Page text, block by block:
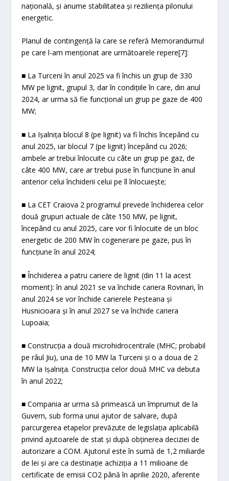
națională, și anume stabilitatea și reziliența pilonului
energetic.
Planul de contingență la care se referă Memorandumul
pe care l-am menționat are următoarele repere[7]:
■ La Turceni în anul 2025 va fi închis un grup de 330
MW pe lignit, grupul 3, dar în condițiile în care, din anul
2024, ar urma să fie funcțional un grup pe gaze de 400
MW;
■ La Ișalnița blocul 8 (pe lignit) va fi închis începând cu
anul 2025, iar blocul 7 (pe lignit) începând cu 2026;
ambele ar trebui înlocuite cu câte un grup pe gaz, de
câte 400 MW, care ar trebui puse în funcțiune în anul
anterior celui închiderii celui pe îl înlocuiește;
■ La CET Craiova 2 programul prevede închiderea celor
două grupuri actuale de câte 150 MW, pe lignit,
începând cu anul 2025, care vor fi înlocuite de un bloc
energetic de 200 MW în cogenerare pe gaze, pus în
funcțiune în anul 2024;
■ Închiderea a patru cariere de lignit (din 11 la acest
moment): în anul 2021 se va închide cariera Rovinari, în
anul 2024 se vor închide carierele Peșteana și
Husnicioara și în anul 2027 se va închide cariera
Lupoaia;
■ Construcția a două microhidrocentrale (MHC; probabil
pe râul Jiu), una de 10 MW la Turceni și o a doua de 2
MW la Ișalnița. Construcția celor două MHC va debuta
în anul 2022;
■ Compania ar urma să primească un împrumut de la
Guvern, sub forma unui ajutor de salvare, după
parcurgerea etapelor prevăzute de legislația aplicabilă
privind ajutoarele de stat și după obținerea deciziei de
autorizare a COM. Ajutorul este în sumă de 1,2 miliarde
de lei și are ca destinație achiziția a 11 milioane de
certificate de emisii CO2 până în aprilie 2020, aferente